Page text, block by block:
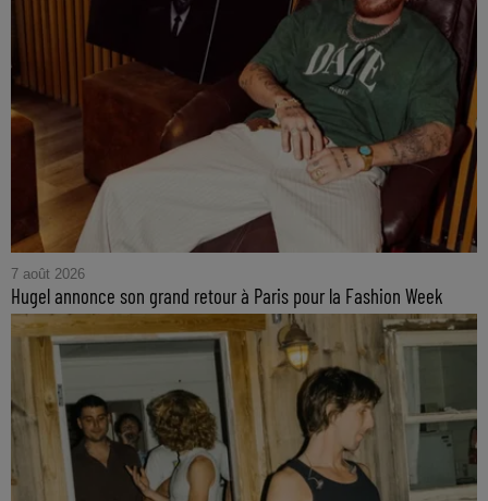
7 août 2026
Hugel annonce son grand retour à Paris pour la Fashion Week